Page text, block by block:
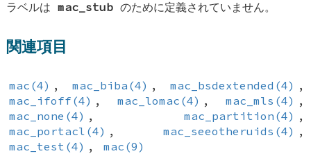
ラベルはmac_stub のために定義されていません。
関連項目
mac(4) , mac_biba(4) , mac_bsdextended(4) ,
mac_ifoff(4) , mac_lomac(4) , mac_mls(4) ,
mac_none(4) , mac_partition(4) ,
mac_portacl(4) , mac_seeotheruids(4) ,
mac_test(4) , mac(9)